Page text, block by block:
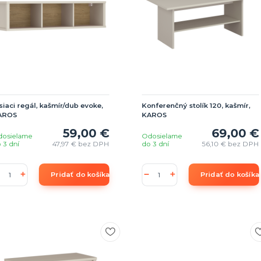
regál, kašmír/dub evoke,
59,00 €
47,97 € bez DPH
3 dní
Pridať do košíka
Konferenčný stolík 120, kašmír,
KAROS
69,00 €
56,10 € bez DPH
Odosielame
do 3 dní
Pridať do košíka